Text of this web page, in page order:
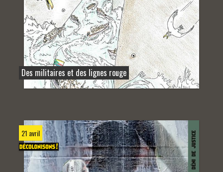
Des militaires et des lignes rouge
21 avril